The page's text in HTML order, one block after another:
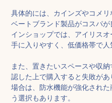
具体的には、カインズやコメ
ベートブランド製品がコスパ
インショップでは、アイリス
手に入りやすく、低価格帯で人
また、置きたいスペースや収
認した上で購入すると失敗が
場合は、防水機能が強化され
う選択もあります。